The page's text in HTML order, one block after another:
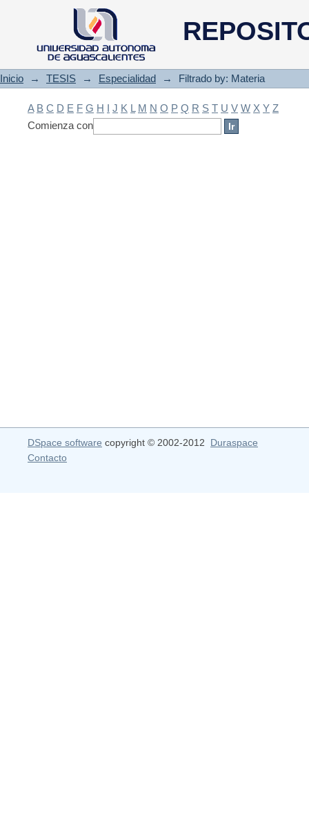
Filtrado by: Materia
Inicio → TESIS → Especialidad → Filtrado by: Materia
A B C D E F G H I J K L M N O P Q R S T U V W X Y Z
Comienza con
DSpace software copyright © 2002-2012 Duraspace
Contacto